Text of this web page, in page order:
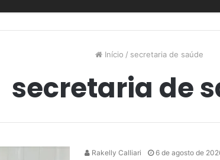
Início / secretaria de saúde
secretaria de
Rakelly Calliari 6 de agosto de